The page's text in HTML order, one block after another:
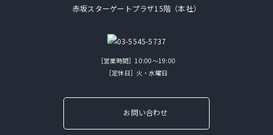
赤坂スターゲートプラザ15階（本社）
［営業時間］10:00～19:00
［定休日］火・水曜日
お問い合わせ